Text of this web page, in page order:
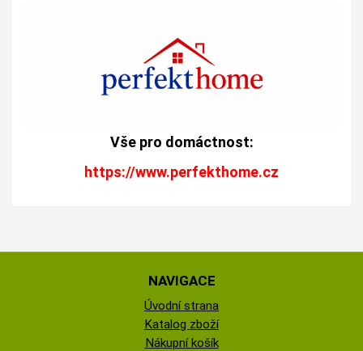
Vše pro domáctnost:
https://www.perfekthome.cz
NAVIGACE
Úvodní strana
Katalog zboží
Nákupní košík